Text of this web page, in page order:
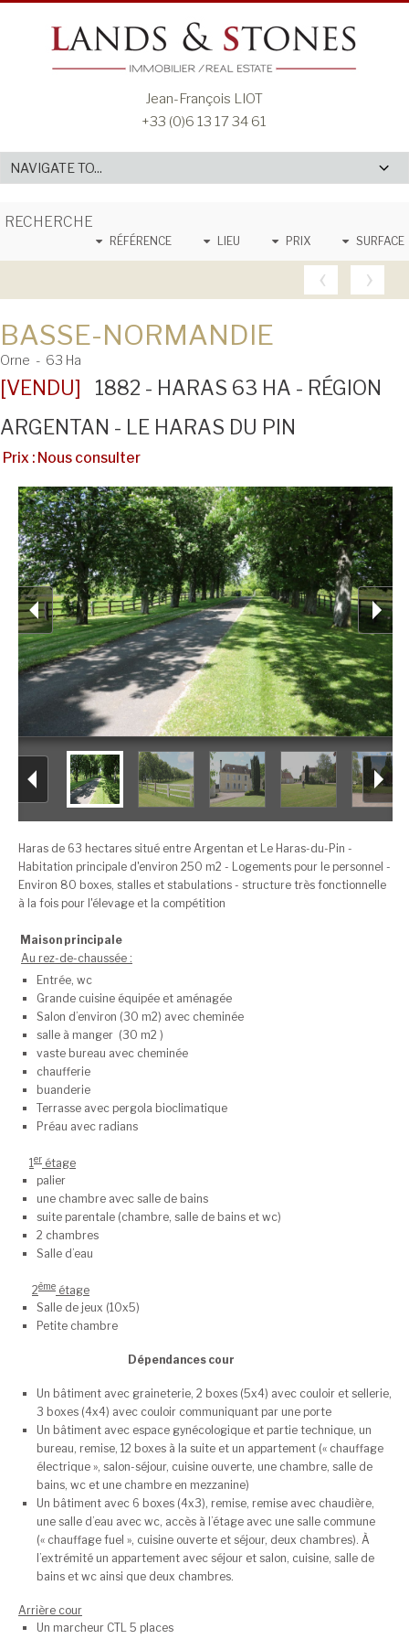
Jean-François LIOT
+33 (0)6 13 17 34 61
RECHERCHE
RÉFÉRENCE LIEU PRIX SURFACE
›
‹
BASSE-NORMANDIE
Orne - 63 Ha
[VENDU] 1882 - HARAS 63 HA - RÉGION
ARGENTAN - LE HARAS DU PIN
Prix : Nous consulter
Haras de 63 hectares situé entre Argentan et Le Haras-du-Pin -
Habitation principale d'environ 250 m2 - Logements pour le personnel -
Environ 80 boxes, stalles et stabulations - structure très fonctionnelle
à la fois pour l'élevage et la compétition
Maison principale
Au rez-de-chaussée :
Entrée, wc
Grande cuisine équipée et aménagée
Salon d’environ (30 m2) avec cheminée
salle à manger (30 m2 )
vaste bureau avec cheminée
chaufferie
buanderie
Terrasse avec pergola bioclimatique
Préau avec radians
1er étage
palier
une chambre avec salle de bains
suite parentale (chambre, salle de bains et wc)
2 chambres
Salle d’eau
2ème étage
Salle de jeux (10x5)
Petite chambre
Dépendances cour
Un bâtiment avec graineterie, 2 boxes (5x4) avec couloir et sellerie,
3 boxes (4x4) avec couloir communiquant par une porte
Un bâtiment avec espace gynécologique et partie technique, un
bureau, remise, 12 boxes à la suite et un appartement (« chauffage
électrique », salon-séjour, cuisine ouverte, une chambre, salle de
bains, wc et une chambre en mezzanine)
Un bâtiment avec 6 boxes (4x3), remise, remise avec chaudière,
une salle d’eau avec wc, accès à l’étage avec une salle commune
(« chauffage fuel », cuisine ouverte et séjour, deux chambres). À
l’extrémité un appartement avec séjour et salon, cuisine, salle de
bains et wc ainsi que deux chambres.
Arrière cour
Un marcheur CTL 5 places